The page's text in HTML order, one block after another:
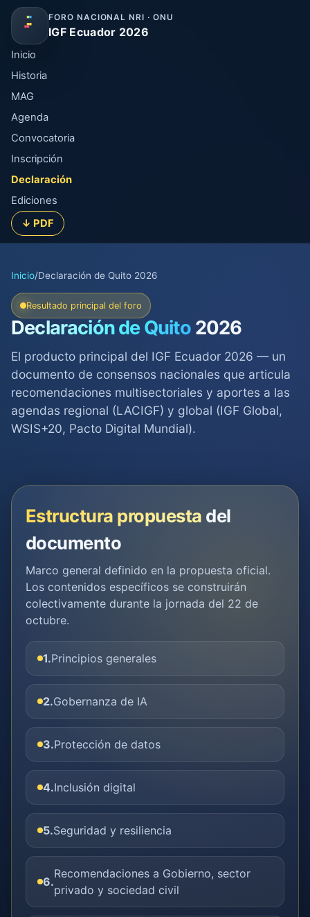
FORO NACIONAL NRI · ONU
IGF Ecuador 2026
Inicio
Historia
MAG
Agenda
Convocatoria
Inscripción
Declaración
Ediciones
↓ PDF
Inicio/Declaración de Quito 2026
Resultado principal del foro
Declaración de Quito 2026
El producto principal del IGF Ecuador 2026 — un
documento de consensos nacionales que articula
recomendaciones multisectoriales y aportes a las
agendas regional (LACIGF) y global (IGF Global,
WSIS+20, Pacto Digital Mundial).
Estructura propuesta del
documento
Marco general definido en la propuesta oficial.
Los contenidos específicos se construirán
colectivamente durante la jornada del 22 de
octubre.
1.Principios generales
2.Gobernanza de IA
3.Protección de datos
4.Inclusión digital
5.Seguridad y resiliencia
6.
Recomendaciones a Gobierno, sector
privado y sociedad civil